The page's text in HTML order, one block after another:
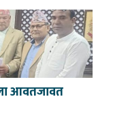
आवतजावत